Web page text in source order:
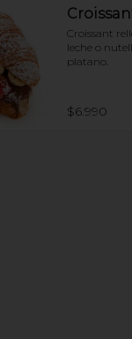
Croissant
leche o
platano.
$6.990